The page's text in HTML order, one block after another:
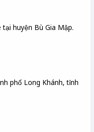
tại huyện Bù Gia Mập.
phố Long Khánh, tỉnh